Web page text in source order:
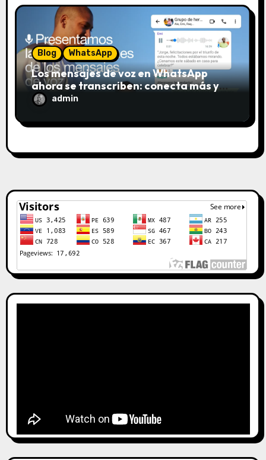
Blog WhatsApp
Los mensajes de voz en WhatsApp
ahora se transcriben: conecta más y
escucha menos
admin